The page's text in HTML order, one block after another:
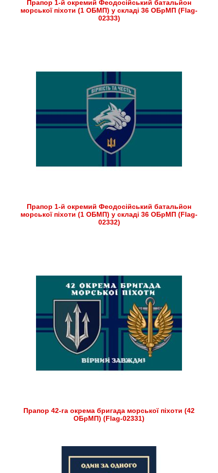
Прапор 1-й окремий Феодосійський батальйон
морської піхоти (1 ОБМП) у складі 36 ОБрМП (Flag-
02333)
Прапор 1-й окремий Феодосійський батальйон
морської піхоти (1 ОБМП) у складі 36 ОБрМП (Flag-
02332)
Прапор 42-га окрема бригада морської піхоти (42
ОБрМП) (Flag-02331)